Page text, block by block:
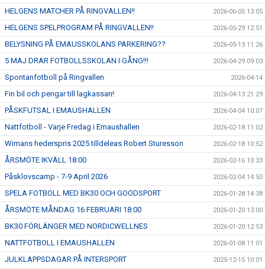
HELGENS MATCHER PÅ RINGVALLEN!! 2026-06-05 13:05
HELGENS SPELPROGRAM PÅ RINGVALLEN!! 2026-05-29 12:51
BELYSNING PÅ EMAUSSKOLANS PARKERING?? 2026-05-13 11:26
5 MAJ DRAR FOTBOLLSSKOLAN I GÅNG!!! 2026-04-29 09:03
Spontanfotboll på Ringvallen 2026-04-14
Fin bil och pengar till lagkassan! 2026-04-13 21:29
PÅSKFUTSAL I EMAUSHALLEN 2026-04-04 10:07
Nattfotboll - Varje Fredag i Emaushallen 2026-02-18 11:02
Wimans hederspris 2025 tilldeleas Robert Sturesson 2026-02-18 10:52
ÅRSMÖTE IKVÄLL 18:00 2026-02-16 10:33
Påsklovscamp - 7-9 April 2026 2026-02-04 14:50
SPELA FOTBOLL MED BK30 OCH GOODSPORT 2026-01-28 14:38
ÅRSMÖTE MÅNDAG 16 FEBRUARI 18:00 2026-01-20 13:00
BK30 FÖRLÄNGER MED NORDICWELLNES 2026-01-20 12:53
NATTFOTBOLL I EMAUSHALLEN 2026-01-08 11:01
JULKLAPPSDAGAR PÅ INTERSPORT 2025-12-15 10:01